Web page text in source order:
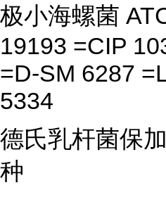
极小海螺菌
19193 =CIP
=D-SM 6287
5334
德氏乳杆菌保
种